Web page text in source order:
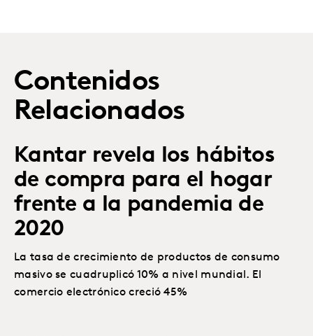
Contenidos
Relacionados
Kantar revela los hábitos
de compra para el hogar
frente a la pandemia de
2020
La tasa de crecimiento de productos de consumo
masivo se cuadruplicó 10% a nivel mundial. El
comercio electrónico creció 45%